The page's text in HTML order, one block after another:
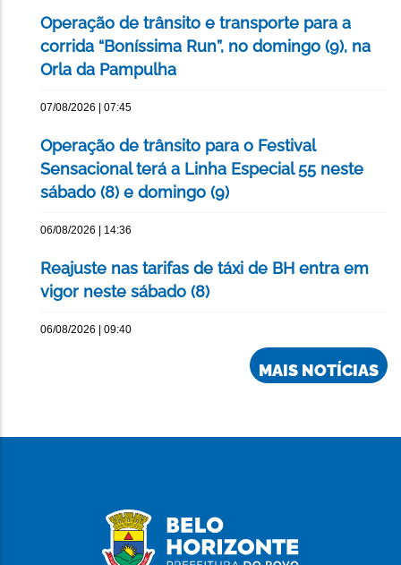
Operação de trânsito e transporte para a
corrida “Boníssima Run”, no domingo (9), na
Orla da Pampulha
07/08/2026 | 07:45
Operação de trânsito para o Festival
Sensacional terá a Linha Especial 55 neste
sábado (8) e domingo (9)
06/08/2026 | 14:36
Reajuste nas tarifas de táxi de BH entra em
vigor neste sábado (8)
06/08/2026 | 09:40
MAIS NOTÍCIAS